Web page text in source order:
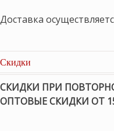
Доставка
Скидки
СКИДКИ ПРИ
ОПТОВЫЕ СКИДКИ ОТ 15